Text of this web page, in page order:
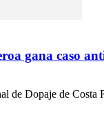
gana caso
de Dopaje de Costa